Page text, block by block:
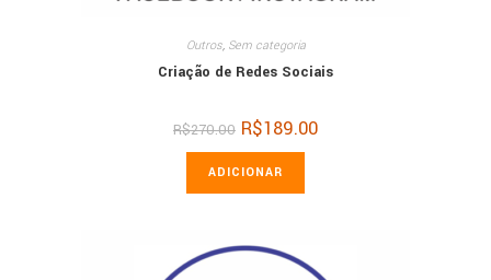
Outros, Sem categoria
Criação de Redes Sociais
R$270.00 O
preço
original
era:
R$189.00O
ADICIONAR